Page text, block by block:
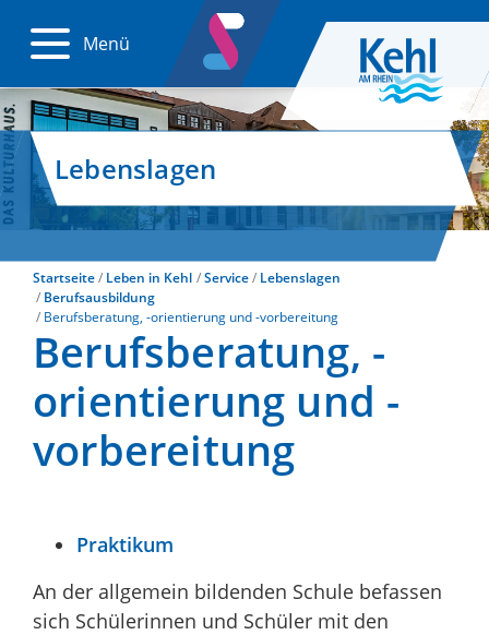
Menü
Lebenslagen
Startseite Leben in Kehl Service
Lebenslagen
Berufsausbildung
Berufsberatung, -orientierung und -vorbereitung
Berufsberatung, -
orientierung und -
vorbereitung
Praktikum
An der allgemein bildenden Schule befassen
sich Schülerinnen und Schüler mit den